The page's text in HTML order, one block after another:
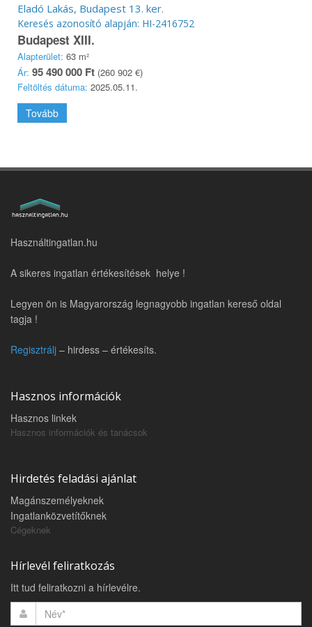
Eladó Lakás, Budapest 13. ker.
Keresés azonosító alapján: HI-2416752
Budapest XIII.
Alapterület: 63 m²
Ár: 95 490 000 Ft (260 902 €)
Feltöltés dátuma: 2025.05.11.
Tovább
Használtingatlan.hu
A sikeres ingatlan értékesítések helye !
Legyen ön is Magyarország legnagyobb ingatlan kereső oldal
tagja !
Regisztrálj – hirdess – értékesíts.
Hasznos információk
Hasznos linkek
Hasznos információk és tanácsok
Hirdetés feladási ajánlat
Magánszemélyeknek
Ingatlanközvetítőknek
Cégeknek
Hírlevél feliratkozás
Itt tud feliratkozni a hírlevélre.